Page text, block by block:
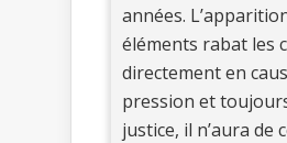
années.
éléments rabat les
directement en
pression et
justice, il n’aura de